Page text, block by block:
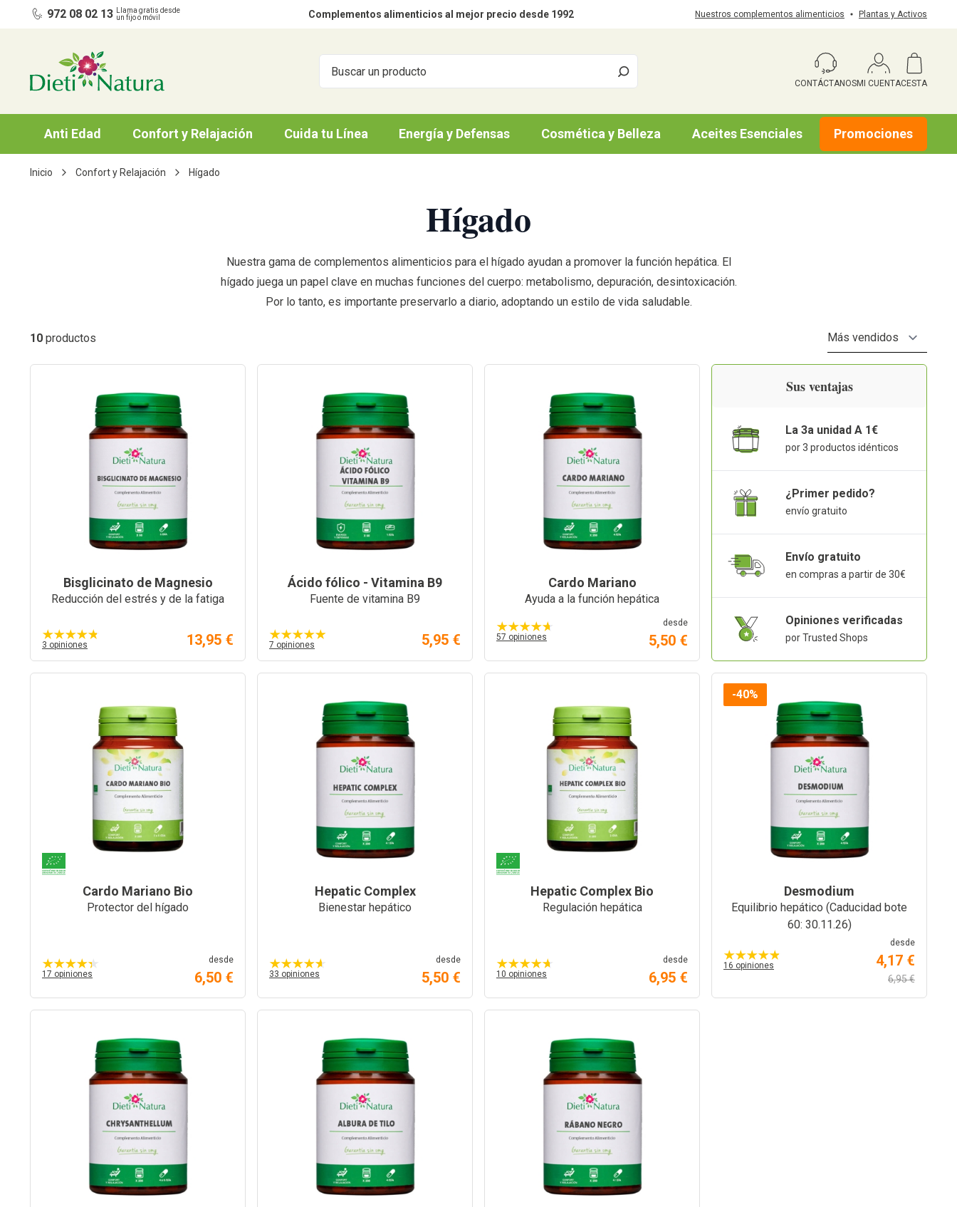
Ir al contenido972 08 02 13
Llama gratis desde
un fijo o móvil
Complementos alimenticios al mejor precio desde 1992 Nuestros complementos alimenticios Plantas y Activos
CONTÁCTANOSMI CUENTACESTA
Anti Edad Confort y Relajación Cuida tu Línea Energía y Defensas Cosmética y Belleza Aceites Esenciales Promociones
Inicio Confort y Relajación Hígado
Hígado
Nuestra gama de complementos alimenticios para el hígado ayudan a promover la función hepática. El
hígado juega un papel clave en muchas funciones del cuerpo: metabolismo, depuración, desintoxicación.
Por lo tanto, es importante preservarlo a diario, adoptando un estilo de vida saludable.
10 productos
Bisglicinato de Magnesio
Reducción del estrés y de la fatiga
3 opiniones 13,95 €
Ácido fólico - Vitamina B9
Fuente de vitamina B9
7 opiniones 5,95 €
Cardo Mariano
Ayuda a la función hepática
57 opiniones
desde
5,50 €
Sus ventajas
La 3a unidad A 1€
por 3 productos idénticos
¿Primer pedido?
envío gratuito
Envío gratuito
en compras a partir de 30€
Opiniones verificadas
por Trusted Shops
Cardo Mariano Bio
Protector del hígado
17 opiniones
desde
6,50 €
Hepatic Complex
Bienestar hepático
33 opiniones
desde
5,50 €
Hepatic Complex Bio
Regulación hepática
10 opiniones
desde
6,95 €
-40%
Desmodium
Equilibrio hepático (Caducidad bote
60: 30.11.26)
16 opiniones
desde
4,17 €
6,95 €